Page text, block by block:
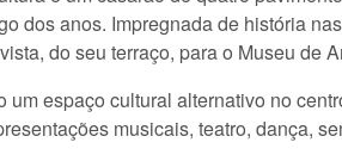
dos anos. Impregnada de história
do seu terraço, para o Museu de
espaço cultural alternativo no
musicais, teatro, dança,